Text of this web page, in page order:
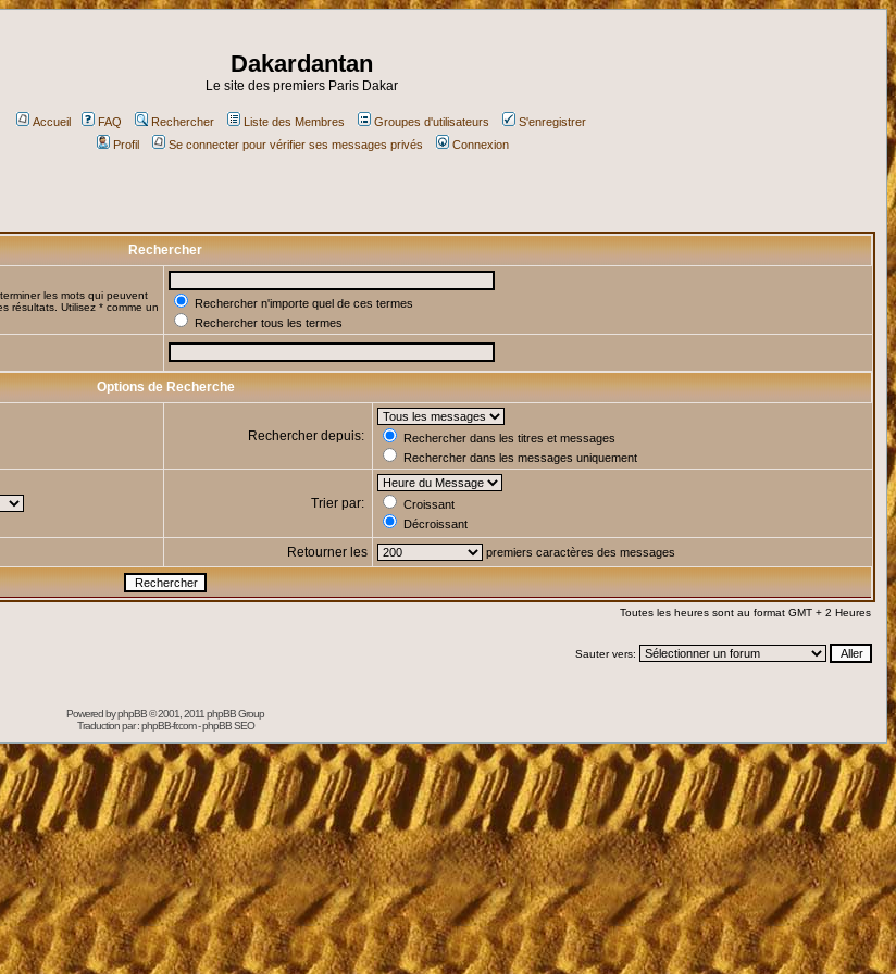
Dakardantan
Le site des premiers Paris Dakar
Accueil FAQ Rechercher Liste des Membres Groupes d'utilisateurs
S'enregistrer
Profil
Se connecter pour vérifier ses messages privés Connexion
Rechercher
les mots qui peuvent
résultats. Utilisez * comme un
Rechercher n'importe quel de ces termes
Rechercher tous les termes
Options de Recherche
Rechercher depuis:
Rechercher dans les titres et messages
Rechercher dans les messages uniquement
Trier par:
Croissant
Décroissant
Retourner les premiers caractères des messages
Toutes les heures sont au format GMT + 2 Heures
Sauter vers:
Powered byphpBB© 2001, 2011 phpBB Group
Traduction par :phpBB-fr.com-phpBB SEO